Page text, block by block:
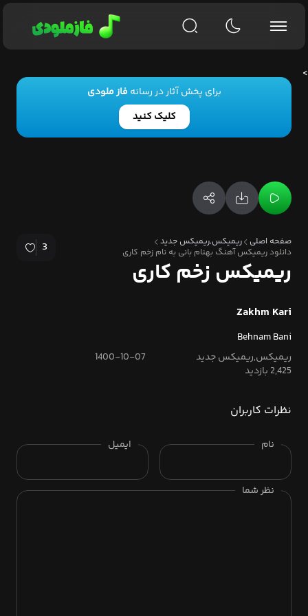
برای پخش آثار در رسانهفاز ملودی
کلیک کنید
صفحه اصلی
ریمیکس,ریمیکس جدید
دانلود ریمیکس آهنگ بهنام بانی به نام زخم کاری
3
ریمیکس زخم کاری
Zakhm Kari
Behnam Bani
ریمیکس,ریمیکس جدید
1400-10-07
2,425 بازدید
نظرات کاربران
نام ایمیل
نظر شما
>